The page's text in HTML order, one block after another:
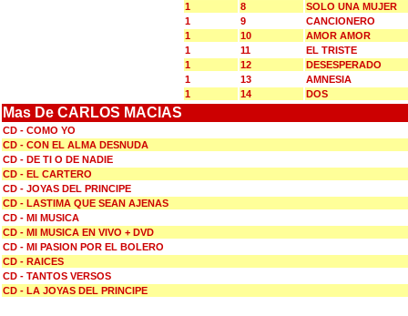
1
8
SOLO UNA MUJER
1
9
CANCIONERO
1
10
AMOR AMOR
1
11
EL TRISTE
1
12
DESESPERADO
1
13
AMNESIA
1
14 DOS
Mas De CARLOS MACIAS
CD - COMO YO
CD - CON EL ALMA DESNUDA
CD - DE TI O DE NADIE
CD - EL CARTERO
CD - JOYAS DEL PRINCIPE
CD - LASTIMA QUE SEAN AJENAS
CD - MI MUSICA
CD - MI MUSICA EN VIVO + DVD
CD - MI PASION POR EL BOLERO
CD - RAICES
CD - TANTOS VERSOS
CD - LA JOYAS DEL PRINCIPE